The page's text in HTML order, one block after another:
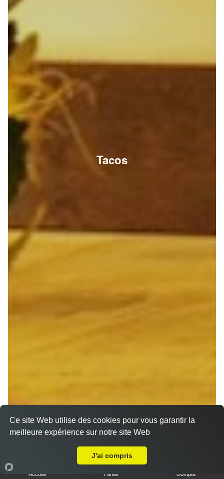
Tacos
Accueil Panier Compte
Ce site Web utilise des cookies pour vous garantir la
meilleure expérience sur notre site Web
J'ai compris